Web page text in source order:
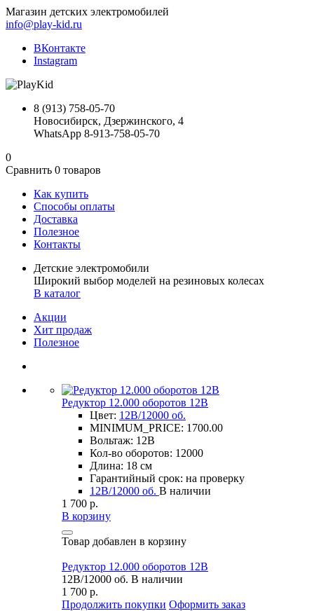
Магазин детских электромобилей
info@play-kid.ru
ВКонтакте
Instagram
8 (913) 758-05-70
Новосибирск, Дзержинского, 4
WhatsApp 8-913-758-05-70
0
Сравнить 0 товаров
Как купить
Способы оплаты
Доставка
Полезное
Контакты
Детские электромобили
Широкий выбор моделей на резиновых колесах
В каталог
Акции
Хит продаж
Полезное
Редуктор 12.000 оборотов 12В
Цвет: 12В/12000 об.
MINIMUM_PRICE: 1700.00
Вольтаж: 12В
Кол-во оборотов: 12000
Длина: 18 см
Гарантийный срок: на проверку
12В/12000 об. В наличии
1 700 р.
В корзину
Товар добавлен в корзину
Редуктор 12.000 оборотов 12В
12В/12000 об. В наличии
1 700 р.
Продолжить покупки Оформить заказ